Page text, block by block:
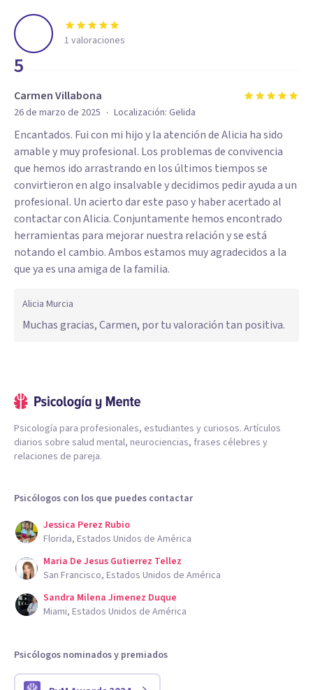
5
1 valoraciones
Carmen Villabona
26 de marzo de 2025 · Localización: Gelida
Encantados. Fui con mi hijo y la atención de Alicia ha sido
amable y muy profesional. Los problemas de convivencia
que hemos ido arrastrando en los últimos tiempos se
convirtieron en algo insalvable y decidimos pedir ayuda a un
profesional. Un acierto dar este paso y haber acertado al
contactar con Alicia. Conjuntamente hemos encontrado
herramientas para mejorar nuestra relación y se está
notando el cambio. Ambos estamos muy agradecidos a la
que ya es una amiga de la familia.
Alicia Murcia
Muchas gracias, Carmen, por tu valoración tan positiva.
Psicología para profesionales, estudiantes y curiosos. Artículos
diarios sobre salud mental, neurociencias, frases célebres y
relaciones de pareja.
Psicólogos con los que puedes contactar
Jessica Perez Rubio
Florida, Estados Unidos de América
Maria De Jesus Gutierrez Tellez
San Francisco, Estados Unidos de América
Sandra Milena Jimenez Duque
Miami, Estados Unidos de América
Psicólogos nominados y premiados